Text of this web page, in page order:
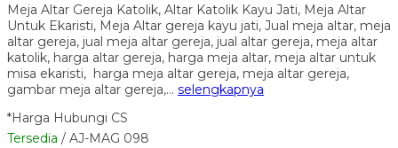
Meja Altar Gereja Katolik, Altar Katolik Kayu Jati, Meja Altar
Untuk Ekaristi, Meja Altar gereja kayu jati, Jual meja altar, meja
altar gereja, jual meja altar gereja, jual altar gereja, meja altar
katolik, harga altar gereja, harga meja altar, meja altar untuk
misa ekaristi, harga meja altar gereja, meja altar gereja,
gambar meja altar gereja,… selengkapnya
*Harga Hubungi CS
Tersedia / AJ-MAG 098